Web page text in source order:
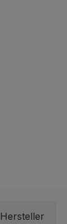
Hersteller